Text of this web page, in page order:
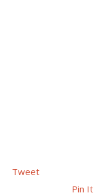
Tweet
Pin It